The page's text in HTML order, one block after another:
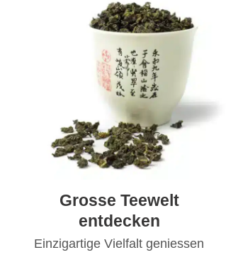
Grosse Teewelt
entdecken
Einzigartige Vielfalt geniessen